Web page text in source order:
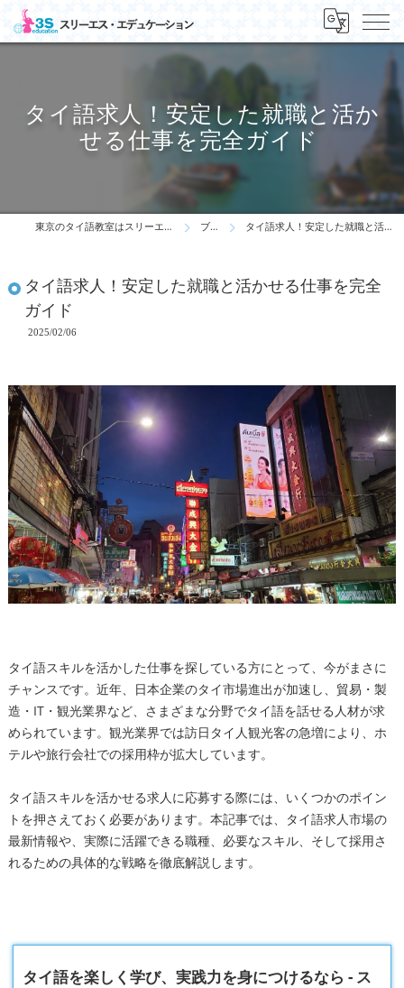
タイ語求人！安定した就職と活か
せる仕事を完全ガイド
東京のタイ語教室はスリーエス・エデュケーション ブログ タイ語求人！安定した就職と活かせる仕事を完全ガイド
タイ語求人！安定した就職と活かせる仕事を完全
ガイド
2025/02/06
タイ語スキルを活かした仕事を探している方にとって、今がまさに
チャンスです。近年、日本企業のタイ市場進出が加速し、貿易・製
造・IT・観光業界など、さまざまな分野でタイ語を話せる人材が求
められています。観光業界では訪日タイ人観光客の急増により、ホ
テルや旅行会社での採用枠が拡大しています。
タイ語スキルを活かせる求人に応募する際には、いくつかのポイン
トを押さえておく必要があります。本記事では、タイ語求人市場の
最新情報や、実際に活躍できる職種、必要なスキル、そして採用さ
れるための具体的な戦略を徹底解説します。
タイ語を楽しく学び、実践力を身につけるなら - ス